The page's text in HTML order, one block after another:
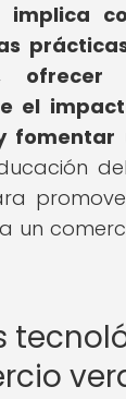
implica
el
fomentar
un